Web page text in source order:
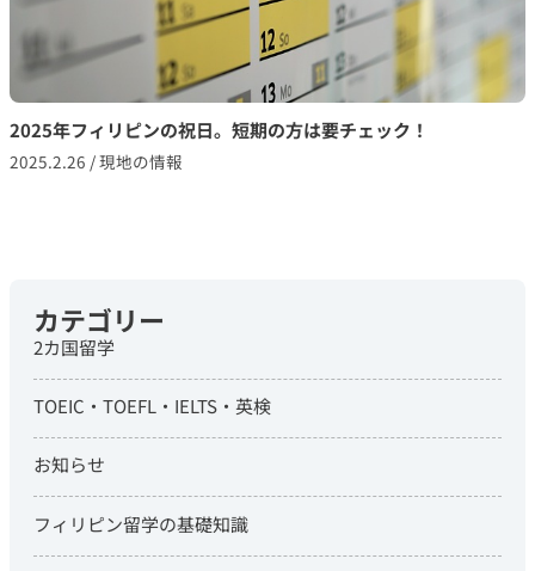
2025年フィリピンの祝日。短期の方は要チェック！
2025.2.26 /現地の情報
カテゴリー
2カ国留学
TOEIC・TOEFL・IELTS・英検
お知らせ
フィリピン留学の基礎知識